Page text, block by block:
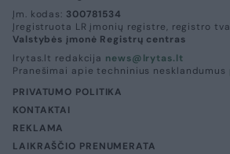
Įm. kodas: 300781534
Įregistruota LR įmonių registre, registro
Valstybės įmonė Registrų centras
lrytas.lt redakcija news@lrytas.lt
Pranešimai apie techninius nesklandumus
PRIVATUMO POLITIKA
KONTAKTAI
REKLAMA
LAIKRAŠČIO PRENUMERATA